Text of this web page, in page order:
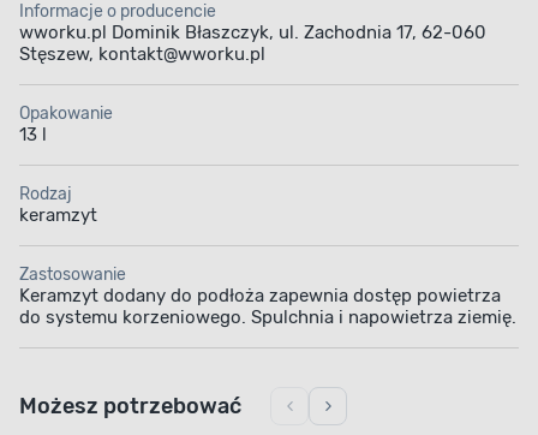
Informacje o producencie
wworku.pl Dominik Błaszczyk, ul. Zachodnia 17, 62-060
Stęszew, kontakt@wworku.pl
Opakowanie
13 l
Rodzaj
keramzyt
Zastosowanie
Keramzyt dodany do podłoża zapewnia dostęp powietrza
do systemu korzeniowego. Spulchnia i napowietrza ziemię.
Możesz potrzebować